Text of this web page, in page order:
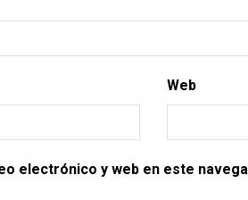
Web
electrónico y web en este